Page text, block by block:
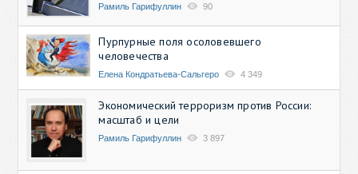
Рамиль Гарифуллин 90
Пурпурные поля осоловевшего
человечества
Елена Кондратьева-Сальгеро 4 349
Экономический терроризм против России:
масштаб и цели
Рамиль Гарифуллин 3 897